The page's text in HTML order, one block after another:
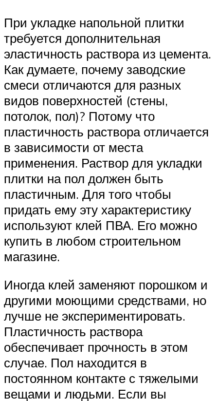
При укладке напольной плитки
требуется дополнительная
эластичность раствора из цемента.
Как думаете, почему заводские
смеси отличаются для разных
видов поверхностей (стены,
потолок, пол)? Потому что
пластичность раствора отличается
в зависимости от места
применения. Раствор для укладки
плитки на пол должен быть
пластичным. Для того чтобы
придать ему эту характеристику
используют клей ПВА. Его можно
купить в любом строительном
магазине.
Иногда клей заменяют порошком и
другими моющими средствами, но
лучше не экспериментировать.
Пластичность раствора
обеспечивает прочность в этом
случае. Пол находится в
постоянном контакте с тяжелыми
вещами и людьми. Если вы